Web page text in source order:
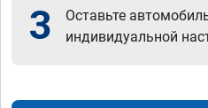
3
Оставьте
индивидуальной